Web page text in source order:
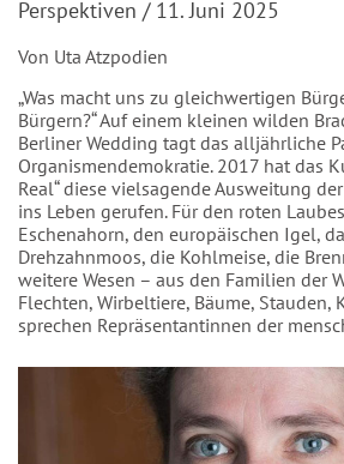
Perspektiven / 11. Juni 2025
Von Uta Atzpodien
„Was macht uns zu gleichwertigen
Bürgern?“ Auf einem kleinen wilden
Berliner Wedding tagt das alljährliche
Organismendemokratie. 2017 hat das
Real“ diese vielsagende Ausweitung
ins Leben gerufen. Für den roten
Eschenahorn, den europäischen Igel,
Drehzahnmoos, die Kohlmeise, die
weitere Wesen – aus den Familien der
Flechten, Wirbeltiere, Bäume, Stauden,
sprechen Repräsentantinnen der